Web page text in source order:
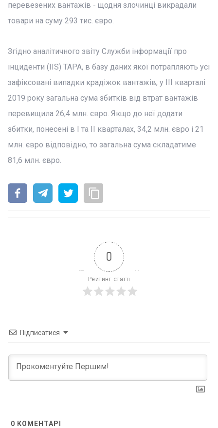
перевезених вантажів - щодня злочинці викрадали
товари на суму 293 тис. євро.
Згідно аналітичного звіту Служби інформації про
інциденти (IIS) TAPA, в базу даних якої потрапляють усі
зафіксовані випадки крадіжок вантажів, у III кварталі
2019 року загальна сума збитків від втрат вантажів
перевищила 26,4 млн. євро. Якщо до неї додати
збитки, понесені в І та II кварталах, 34,2 млн. євро і 21
млн. євро відповідно, то загальна сума складатиме
81,6 млн. євро.
0
Рейтинг статті
Підписатися
0 КОМЕНТАРІ